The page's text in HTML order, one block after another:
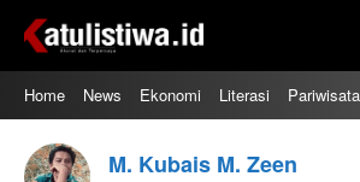
Home News Ekonomi Literasi Pariwisata
M. Kubais M. Zeen